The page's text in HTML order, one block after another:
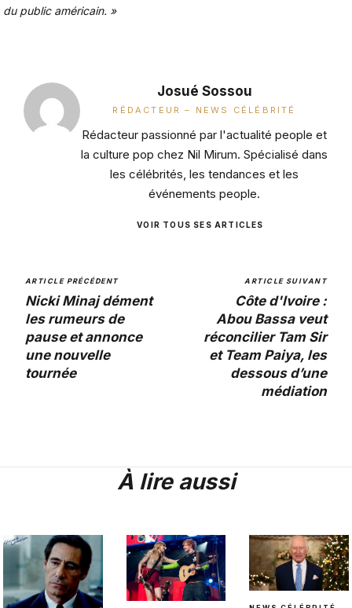
du public américain. »
Josué Sossou
RÉDACTEUR – NEWS CÉLÉBRITÉ
Rédacteur passionné par l'actualité people et
la culture pop chez Nil Mirum. Spécialisé dans
les célébrités, les tendances et les
événements people.
VOIR TOUS SES ARTICLES
ARTICLE PRÉCÉDENT
Nicki Minaj dément
les rumeurs de
pause et annonce
une nouvelle
tournée
ARTICLE SUIVANT
Côte d'Ivoire :
Abou Bassa veut
réconcilier Tam Sir
et Team Paiya, les
dessous d’une
médiation
À lire aussi